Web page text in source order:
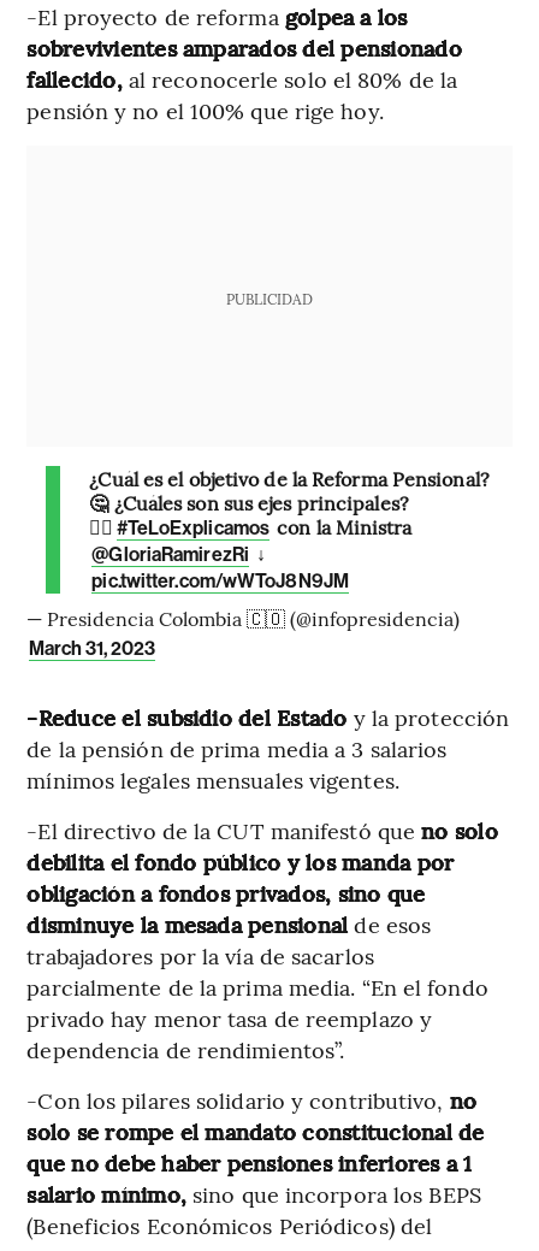
-El proyecto de reforma golpea a los
sobrevivientes amparados del pensionado
fallecido,al reconocerle solo el 80% de la
pensión y no el 100% que rige hoy.
PUBLICIDAD
¿Cuál es el objetivo de la Reforma Pensional?
🤔 ¿Cuáles son sus ejes principales?
🤷‍♂ #TeLoExplicamos con la Ministra
@GloriaRamirezRi ↓
pic.twitter.com/wWToJ8N9JM
— Presidencia Colombia 🇨🇴 (@infopresidencia)
March 31, 2023
-Reduce el subsidio del Estado y la protección
de la pensión de prima media a 3 salarios
mínimos legales mensuales vigentes.
-El directivo de la CUT manifestó queno solo
debilita el fondo público y los manda por
obligación a fondos privados, sino que
disminuye la mesada pensionalde esos
trabajadores por la vía de sacarlos
parcialmente de la prima media. “En el fondo
privado hay menor tasa de reemplazo y
dependencia de rendimientos”.
-Con los pilares solidario y contributivo, no
solo se rompe el mandato constitucional de
que no debe haber pensiones inferiores a 1
salario mínimo, sino que incorpora los BEPS
(Beneficios Económicos Periódicos) del